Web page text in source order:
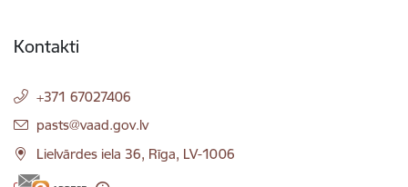
Kontakti
+371 67027406
E-pasts:
pasts@vaad.gov.lv
Lielvārdes iela 36, Rīga, LV-1006